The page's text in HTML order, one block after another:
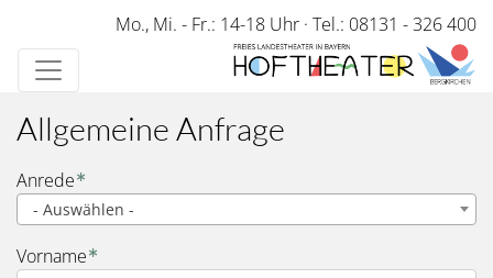
Direkt
zum
Inhalt
Mo., Mi. - Fr.: 14-18 Uhr · Tel.: 08131 - 326 400
Allgemeine Anfrage
Name
Anrede
- Auswählen -
Vorname